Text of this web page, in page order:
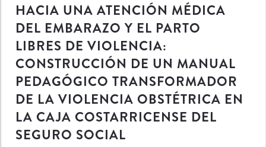
HACIA UNA ATENCIÓN MÉDICA
DEL EMBARAZO Y EL PARTO
LIBRES DE VIOLENCIA:
CONSTRUCCIÓN DE UN MANUAL
PEDAGÓGICO TRANSFORMADOR
DE LA VIOLENCIA OBSTÉTRICA EN
LA CAJA COSTARRICENSE DEL
SEGURO SOCIAL